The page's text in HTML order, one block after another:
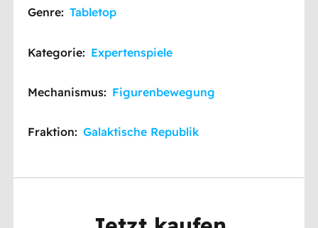
Genre: Tabletop
Kategorie: Expertenspiele
Mechanismus: Figurenbewegung
Fraktion: Galaktische Republik